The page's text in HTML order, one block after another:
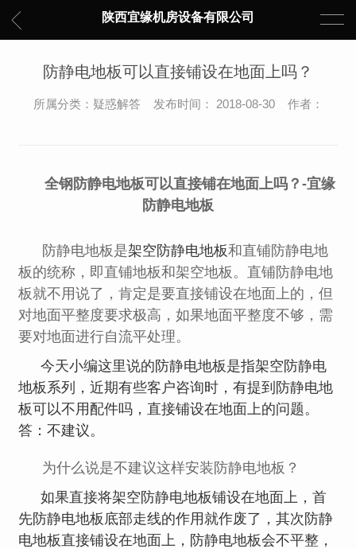
陕西宜缘机房设备有限公司
防静电地板可以直接铺设在地面上吗？
所属分类：疑惑解答 发布时间： 2018-08-30 作者：
全钢防静电地板可以直接铺在地面上吗？-宜缘
防静电地板
防静电地板是架空防静电地板和直铺防静电地
板的统称，即直铺地板和架空地板。直铺防静电地
板就不用说了，肯定是要直接铺设在地面上的，但
对地面平整度要求极高，如果地面平整度不够，需
要对地面进行自流平处理。
今天小编这里说的防静电地板是指架空防静电
地板系列，近期有些客户咨询时，有提到防静电地
板可以不用配件吗，直接铺设在地面上的问题。
答：不建议。
为什么说是不建议这样安装防静电地板？
如果直接将架空防静电地板铺设在地面上，首
先防静电地板底部走线的作用就作废了，其次防静
电地板直接铺设在地面上，防静电地板会不平整，